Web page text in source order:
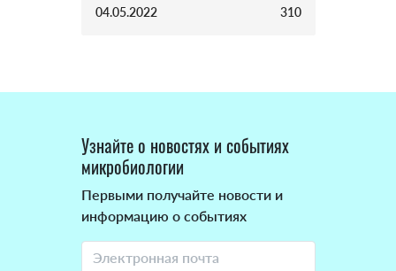
04.05.2022 310
Узнайте о новостях и событиях
микробиологии
Первыми получайте новости и
информацию о событиях